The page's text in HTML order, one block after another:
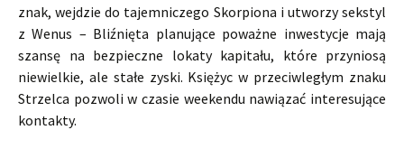
znak, wejdzie do tajemniczego Skorpiona i utworzy sekstyl
z Wenus – Bliźnięta planujące poważne inwestycje mają
szansę na bezpieczne lokaty kapitału, które przyniosą
niewielkie, ale stałe zyski. Księżyc w przeciwległym znaku
Strzelca pozwoli w czasie weekendu nawiązać interesujące
kontakty.